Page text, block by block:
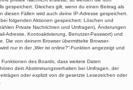
gespeichert. Gleiches gilt, wenn du einen Beitrag als
diesen Fällen wird auch deine IP-Adresse gespeichert.
folgenden Aktionen gespeichert: Löschen und
Private Nachrichten und Umfragen), Änderungen
Adresse, Kontoaktivierung, Benutzer-Passwort) und
Die von deinem Browser übermittelte Browser-
nur in der „Wer ist online?“-Funktion angezeigt und
des Boards, dass weitere Daten
dein Abstimmungsverhalten bei Umfragen, der
oder explizit von dir gesetzte Lesezeichen oder